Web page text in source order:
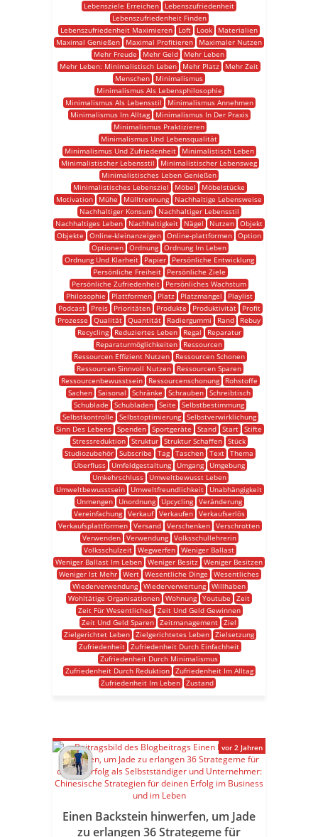
Lebensziele Erreichen
Lebenszufriedenheit
Lebenszufriedenheit Finden
Lebenszufriedenheit Maximieren
Loft Look
Materialien
Maximal Genießen
Maximal Profitieren
Maximaler Nutzen
Mehr Freude
Mehr Geld
Mehr Leben
Mehr Leben: Minimalistisch Leben
Mehr Platz
Mehr Zeit
Menschen
Minimalismus
Minimalismus Als Lebensphilosophie
Minimalismus Als Lebensstil
Minimalismus Annehmen
Minimalismus Im Alltag
Minimalismus In Der Praxis
Minimalismus Praktizieren
Minimalismus Und Lebensqualität
Minimalismus Und Zufriedenheit
Minimalistisch Leben
Minimalistischer Lebensstil
Minimalistischer Lebensweg
Minimalistisches Leben Genießen
Minimalistisches Lebensziel
Möbel
Möbelstücke
Motivation
Mühe Mülltrennung
Nachhaltige Lebensweise
Nachhaltiger Konsum
Nachhaltiger Lebensstil
Nachhaltiges Leben
Nachhaltigkeit Nägel Nutzen Objekt
Objekte
Online-kleinanzeigen Online-plattformen Option
Optionen Ordnung Ordnung Im Leben
Ordnung Und Klarheit
Papier
Persönliche Entwicklung
Persönliche Freiheit
Persönliche Ziele
Persönliche Zufriedenheit
Persönliches Wachstum
Philosophie
Plattformen Platz Platzmangel
Playlist
Podcast
Preis Prioritäten Produkte Produktivität
Profit
Prozesse
Qualität Quantität Radiergummi Rand
Rebuy
Recycling
Reduziertes Leben Regal
Reparatur
Reparaturmöglichkeiten
Ressourcen
Ressourcen Effizient Nutzen
Ressourcen Schonen
Ressourcen Sinnvoll Nutzen
Ressourcen Sparen
Ressourcenbewusstsein
Ressourcenschonung
Rohstoffe
Sachen
Saisonal Schränke Schrauben
Schreibtisch
Schublade
Schubladen Seite
Selbstbestimmung
Selbstkontrolle
Selbstoptimierung
Selbstverwirklichung
Sinn Des Lebens Spenden Sportgeräte Stand Start Stifte
Stressreduktion Struktur Struktur Schaffen Stück
Studiozubehör Subscribe Tag Taschen Text Thema
Überfluss
Umfeldgestaltung Umgang
Umgebung
Umkehrschluss
Umweltbewusst Leben
Umweltbewusstsein
Umweltfreundlichkeit
Unabhängigkeit
Unmengen
Unordnung Upcycling
Veränderung
Vereinfachung
Verkauf Verkaufen
Verkaufserlös
Verkaufsplattformen Versand Verschenken Verschrotten
Verwenden
Verwendung
Volksschullehrerin
Volksschulzeit Wegwerfen Weniger Ballast
Weniger Ballast Im Leben Weniger Besitz Weniger Besitzen
Weniger Ist Mehr Wert Wesentliche Dinge
Wesentliches
Wiederverwendung Wiederverwertung Willhaben
Wohltätige Organisationen Wohnung Youtube
Zeit
Zeit Für Wesentliches
Zeit Und Geld Gewinnen
Zeit Und Geld Sparen Zeitmanagement Ziel
Zielgerichtet Leben Zielgerichtetes Leben Zielsetzung
Zufriedenheit Zufriedenheit Durch Einfachheit
Zufriedenheit Durch Minimalismus
Zufriedenheit Durch Reduktion
Zufriedenheit Im Alltag
Zufriedenheit Im Leben Zustand
Einen Backstein hinwerfen, um Jade
zu erlangen 36 Strategeme für
vor 2 Jahren